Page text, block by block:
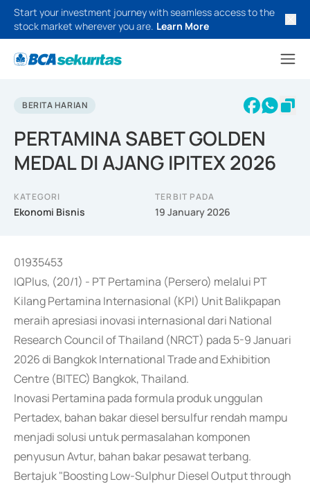
Start your investment journey with seamless access to the
stock market wherever you are. Learn More
BERITA HARIAN
PERTAMINA SABET GOLDEN
MEDAL DI AJANG IPITEX 2026
KATEGORI
Ekonomi Bisnis
TERBIT PADA
19 January 2026
01935453
IQPlus, (20/1) - PT Pertamina (Persero) melalui PT
Kilang Pertamina Internasional (KPI) Unit Balikpapan
meraih apresiasi inovasi internasional dari National
Research Council of Thailand (NRCT) pada 5-9 Januari
2026 di Bangkok International Trade and Exhibition
Centre (BITEC) Bangkok, Thailand.
Inovasi Pertamina pada formula produk unggulan
Pertadex, bahan bakar diesel bersulfur rendah mampu
menjadi solusi untuk permasalahan komponen
penyusun Avtur, bahan bakar pesawat terbang.
Bertajuk "Boosting Low-Sulphur Diesel Output through